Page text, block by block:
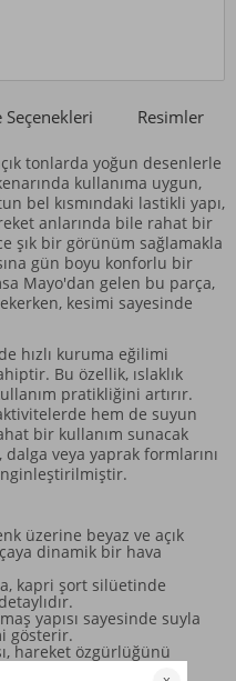
Seçenekleri Resimler
tonlarda yoğun desenlerle
kullanıma uygun,
bel kısmındaki lastikli yapı,
anlarında bile rahat bir
şık bir görünüm sağlamakla
gün boyu konforlu bir
Mayo'dan gelen bu parça,
kesimi sayesinde
hızlı kuruma eğilimi
Bu özellik, ıslaklık
pratikliğini artırır.
hem de suyun
bir kullanım sunacak
veya yaprak formlarını
üzerine beyaz ve açık
dinamik bir hava
kapri şort silüetinde
yapısı sayesinde suyla
gösterir.
hareket özgürlüğünü